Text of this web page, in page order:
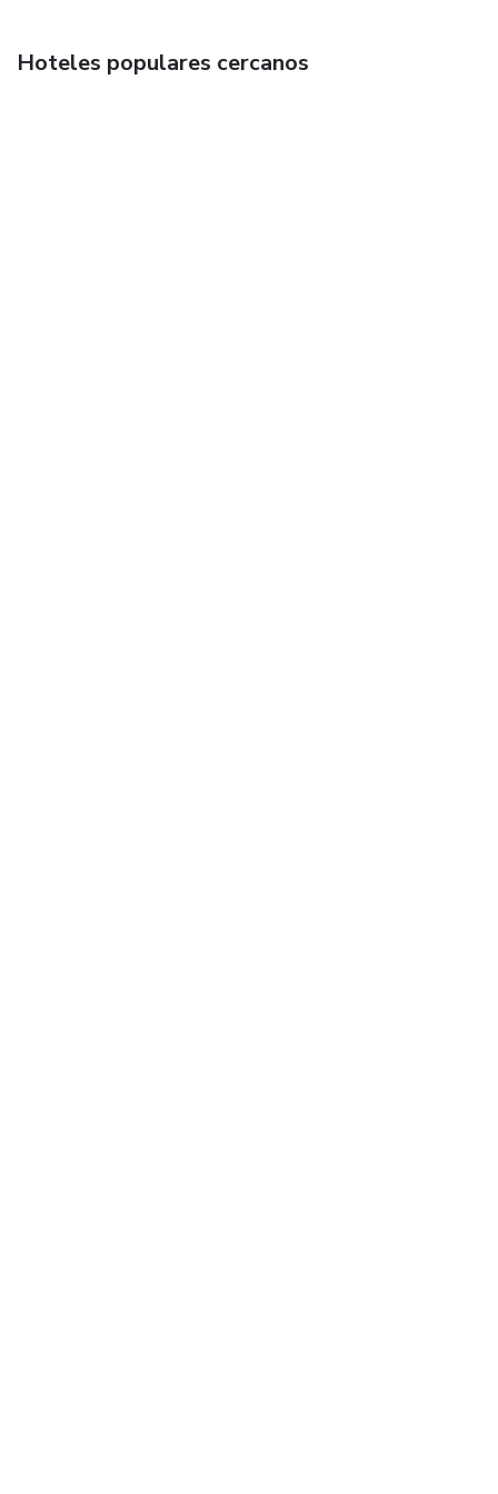
Hoteles populares cercanos